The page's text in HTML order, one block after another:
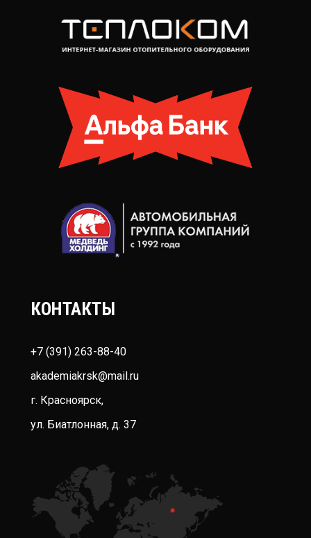
КОНТАКТЫ
+7 (391) 263-88-40
akademiakrsk@mail.ru
г. Красноярск,
ул. Биатлонная, д. 37